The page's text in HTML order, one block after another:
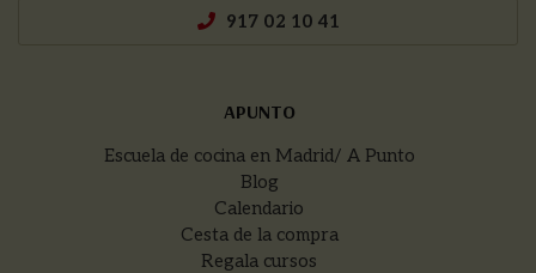
917 02 10 41
APUNTO
Escuela de cocina en Madrid/ A Punto
Blog
Calendario
Cesta de la compra
Regala cursos